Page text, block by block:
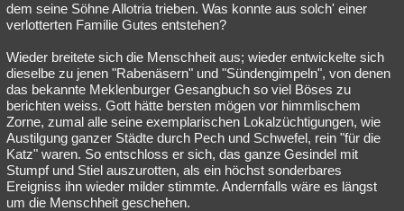
dem seine Söhne Allotria trieben. Was konnte aus solch' einer
verlotterten Familie Gutes entstehen?
Wieder breitete sich die Menschheit aus; wieder entwickelte sich
dieselbe zu jenen "Rabenäsern" und "Sündengimpeln", von denen
das bekannte Meklenburger Gesangbuch so viel Böses zu
berichten weiss. Gott hätte bersten mögen vor himmlischem
Zorne, zumal alle seine exemplarischen Lokalzüchtigungen, wie
Austilgung ganzer Städte durch Pech und Schwefel, rein "für die
Katz" waren. So entschloss er sich, das ganze Gesindel mit
Stumpf und Stiel auszurotten, als ein höchst sonderbares
Ereigniss ihn wieder milder stimmte. Andernfalls wäre es längst
um die Menschheit geschehen.